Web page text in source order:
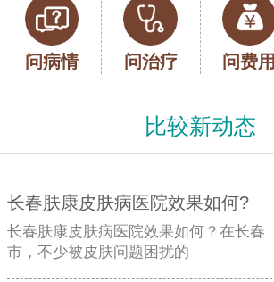
问病情 问治疗 问费用
比较新动态
长春肤康皮肤病医院效果如何?
长春肤康皮肤病医院效果如何？在长春
市，不少被皮肤问题困扰的